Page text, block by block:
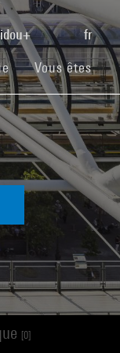
fr
(current)Vous êtes
[0]